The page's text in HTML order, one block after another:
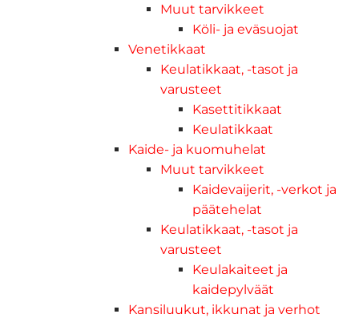
Muut tarvikkeet
Köli- ja eväsuojat
Venetikkaat
Keulatikkaat, -tasot ja
varusteet
Kasettitikkaat
Keulatikkaat
Kaide- ja kuomuhelat
Muut tarvikkeet
Kaidevaijerit, -verkot ja
päätehelat
Keulatikkaat, -tasot ja
varusteet
Keulakaiteet ja
kaidepylväät
Kansiluukut, ikkunat ja verhot